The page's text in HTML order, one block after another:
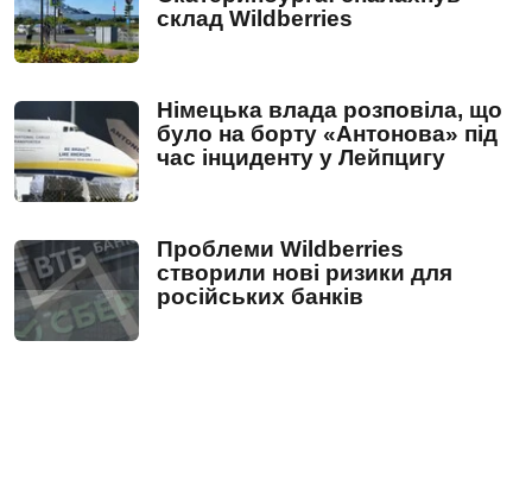
склад Wildberries
Німецька влада розповіла, що
було на борту «Антонова» під
час інциденту у Лейпцигу
Проблеми Wildberries
створили нові ризики для
російських банків